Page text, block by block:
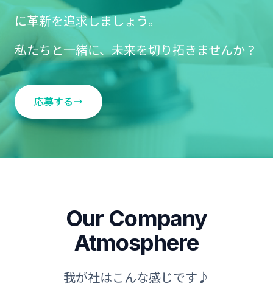
に革新を追求しましょう。
私たちと一緒に、未来を切り拓きませんか？
応募する
Our Company
Atmosphere
我が社はこんな感じです♪